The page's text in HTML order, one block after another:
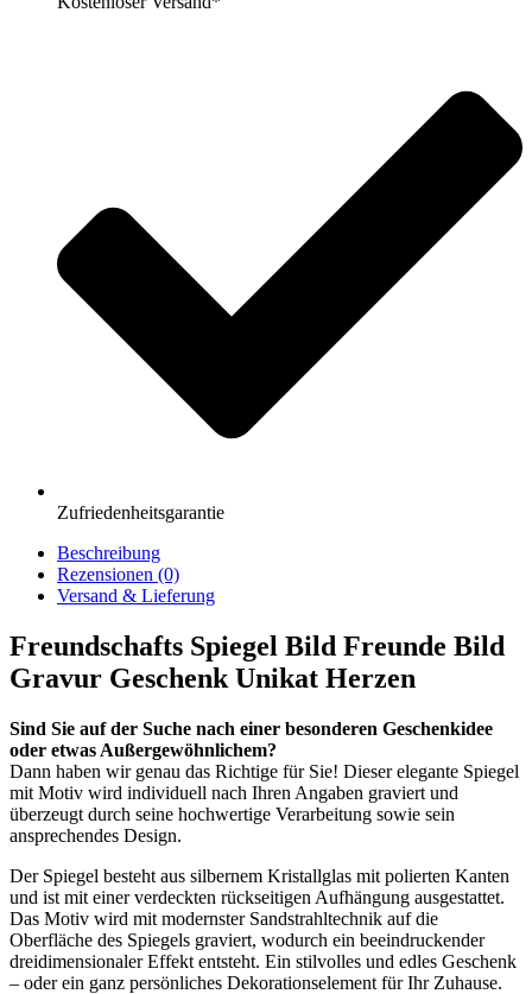
Zufriedenheitsgarantie
Beschreibung
Rezensionen (0)
Versand & Lieferung
Freundschafts Spiegel Bild Freunde Bild
Gravur Geschenk Unikat Herzen
Sind Sie auf der Suche nach einer besonderen Geschenkidee
oder etwas Außergewöhnlichem?
Dann haben wir genau das Richtige für Sie! Dieser elegante Spiegel
mit Motiv wird individuell nach Ihren Angaben graviert und
überzeugt durch seine hochwertige Verarbeitung sowie sein
ansprechendes Design.
Der Spiegel besteht aus silbernem Kristallglas mit polierten Kanten
und ist mit einer verdeckten rückseitigen Aufhängung ausgestattet.
Das Motiv wird mit modernster Sandstrahltechnik auf die
Oberfläche des Spiegels graviert, wodurch ein beeindruckender
dreidimensionaler Effekt entsteht. Ein stilvolles und edles Geschenk
– oder ein ganz persönliches Dekorationselement für Ihr Zuhause.